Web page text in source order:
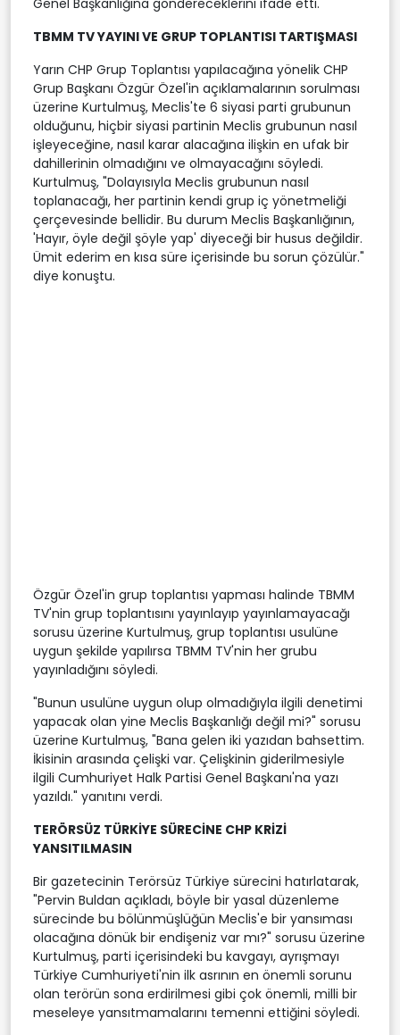
TBMM TV YAYINI VE GRUP TOPLANTISI TARTIŞMASI
Yarın CHP Grup Toplantısı yapılacağına yönelik CHP
Grup Başkanı Özgür Özel'in açıklamalarının sorulması
üzerine Kurtulmuş, Meclis'te 6 siyasi parti grubunun
olduğunu, hiçbir siyasi partinin Meclis grubunun nasıl
işleyeceğine, nasıl karar alacağına ilişkin en ufak bir
dahillerinin olmadığını ve olmayacağını söyledi.
Kurtulmuş, "Dolayısıyla Meclis grubunun nasıl
toplanacağı, her partinin kendi grup iç yönetmeliği
çerçevesinde bellidir. Bu durum Meclis Başkanlığının,
'Hayır, öyle değil şöyle yap' diyeceği bir husus değildir.
Ümit ederim en kısa süre içerisinde bu sorun çözülür."
diye konuştu.
Özgür Özel'in grup toplantısı yapması halinde TBMM
TV'nin grup toplantısını yayınlayıp yayınlamayacağı
sorusu üzerine Kurtulmuş, grup toplantısı usulüne
uygun şekilde yapılırsa TBMM TV'nin her grubu
yayınladığını söyledi.
"Bunun usulüne uygun olup olmadığıyla ilgili denetimi
yapacak olan yine Meclis Başkanlığı değil mi?" sorusu
üzerine Kurtulmuş, "Bana gelen iki yazıdan bahsettim.
İkisinin arasında çelişki var. Çelişkinin giderilmesiyle
ilgili Cumhuriyet Halk Partisi Genel Başkanı'na yazı
yazıldı." yanıtını verdi.
TERÖRSÜZ TÜRKİYE SÜRECİNE CHP KRİZİ
YANSITILMASIN
Bir gazetecinin Terörsüz Türkiye sürecini hatırlatarak,
"Pervin Buldan açıkladı, böyle bir yasal düzenleme
sürecinde bu bölünmüşlüğün Meclis'e bir yansıması
olacağına dönük bir endişeniz var mı?" sorusu üzerine
Kurtulmuş, parti içerisindeki bu kavgayı, ayrışmayı
Türkiye Cumhuriyeti'nin ilk asrının en önemli sorunu
olan terörün sona erdirilmesi gibi çok önemli, milli bir
meseleye yansıtmamalarını temenni ettiğini söyledi.